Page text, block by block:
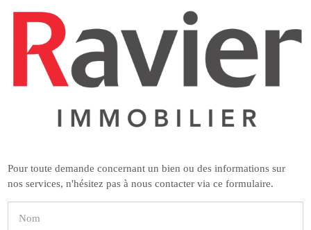
Pour toute demande concernant un bien ou des informations sur
nos services, n'hésitez pas à nous contacter via ce formulaire.